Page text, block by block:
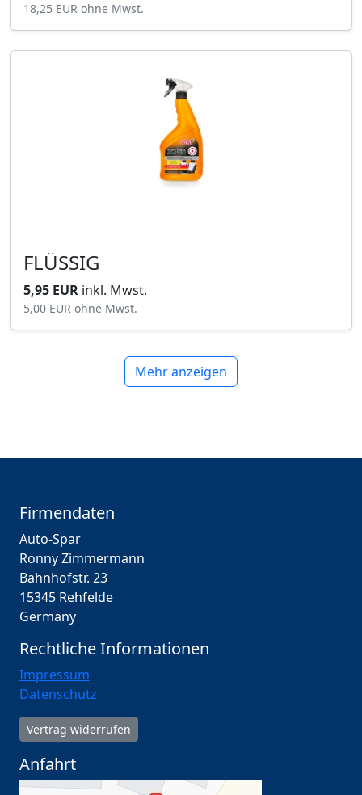
18,25 EUR ohne Mwst.
FLÜSSIG
5,95 EUR inkl. Mwst.
5,00 EUR ohne Mwst.
Mehr anzeigen
Firmendaten
Auto-Spar
Ronny Zimmermann
Bahnhofstr. 23
15345 Rehfelde
Germany
Rechtliche Informationen
Impressum
Datenschutz
Vertrag widerrufen
Anfahrt